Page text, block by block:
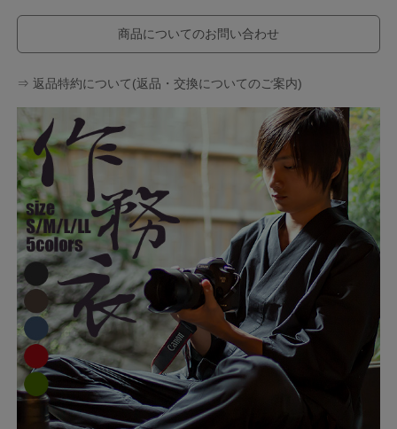
商品についてのお問い合わせ
⇒ 返品特約について(返品・交換についてのご案内)